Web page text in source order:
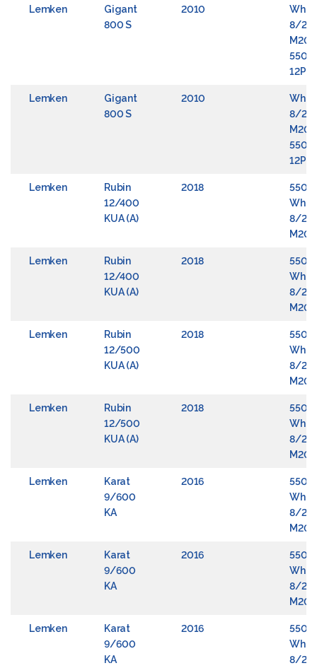
Lemken
Gigant
800 S
2010
8/
550/
12PR
Lemken
Gigant
800 S
2010
8/
550/
12PR
Lemken
Rubin
12/400
KUA (A)
2018
8/
Lemken
Rubin
12/400
KUA (A)
2018
8/
Lemken
Rubin
12/500
KUA (A)
2018
8/
Lemken
Rubin
12/500
KUA (A)
2018
8/
Lemken
Karat
9/600
KA
2016
8/
Lemken
Karat
9/600
KA
2016
8/
Lemken
Karat
9/600
KA
2016
8/